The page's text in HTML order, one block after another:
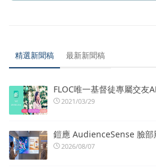
精選新聞稿 最新新聞稿
FLOC唯一基督徒專屬交友
2021/03/29
鎧應 AudienceSense 臉部
2026/08/07